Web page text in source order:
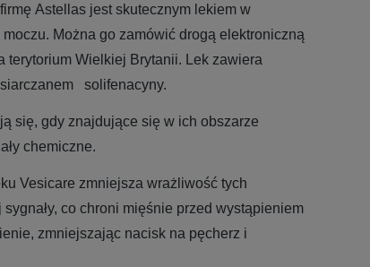
Astellas jest skutecznym lekiem w
Można go zamówić drogą elektroniczną
terytorium Wielkiej Brytanii. Lek zawiera
solifenacyny.
się, gdy znajdujące się w ich obszarze
chemiczne.
Vesicare zmniejsza wrażliwość tych
co chroni mięśnie przed wystąpieniem
zmniejszając nacisk na pęcherz i